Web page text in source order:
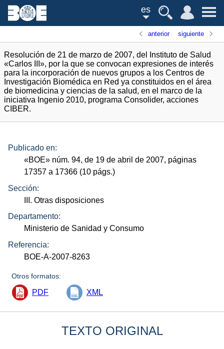
es
anterior siguiente
Resolución de 21 de marzo de 2007, del Instituto de Salud
«Carlos III», por la que se convocan expresiones de interés
para la incorporación de nuevos grupos a los Centros de
Investigación Biomédica en Red ya constituidos en el área
de biomedicina y ciencias de la salud, en el marco de la
iniciativa Ingenio 2010, programa Consolider, acciones
CIBER.
Publicado en:
«BOE» núm. 94, de 19 de abril de 2007, páginas
17357 a 17366 (10 págs.)
Sección:
III. Otras disposiciones
Departamento:
Ministerio de Sanidad y Consumo
Referencia:
BOE-A-2007-8263
Otros formatos:
PDF XML
TEXTO ORIGINAL